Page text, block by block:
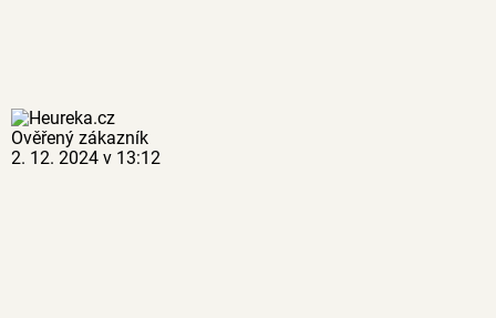
Ověřený zákazník
2. 12. 2024 v 13:12